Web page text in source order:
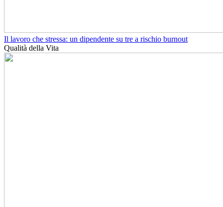
Il lavoro che stressa: un dipendente su tre a rischio burnout
Qualità della Vita